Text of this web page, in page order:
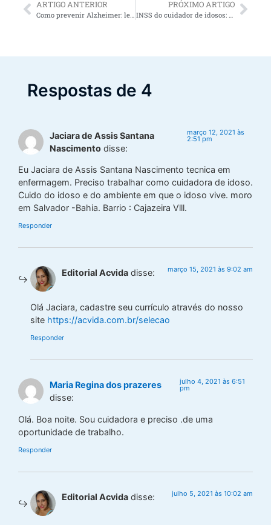
ARTIGO ANTERIOR PRÓXIMO ARTIGO
Respostas de 4
Jaciara de Assis Santana
Nascimento disse:
março 12, 2021 às
2:51 pm
Eu Jaciara de Assis Santana Nascimento tecnica em
enfermagem. Preciso trabalhar como cuidadora de idoso.
Cuido do idoso e do ambiente em que o idoso vive. moro
em Salvador -Bahia. Barrio : Cajazeira Vlll.
Responder
Editorial Acvida disse: março 15, 2021 às 9:02 am
Olá Jaciara, cadastre seu currículo através do nosso
site https://acvida.com.br/selecao
Responder
Maria Regina dos prazeres
disse:
julho 4, 2021 às 6:51
pm
Olá. Boa noite. Sou cuidadora e preciso .de uma
oportunidade de trabalho.
Responder
Editorial Acvida disse: julho 5, 2021 às 10:02 am